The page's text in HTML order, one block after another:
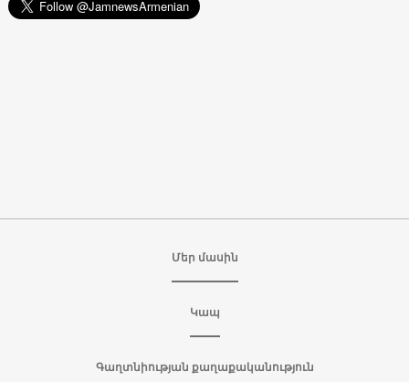
Մեր մասին
Կապ
Գաղտնիության քաղաքականություն